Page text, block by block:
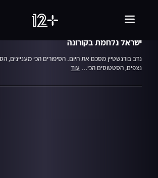
חי בלילה
ישראל נלחמת בקורונה
נדב בורנשטיין מסכם את היום. הסיפורים הכי מעניינים,
נצפים, הסטטוסים הכי... עוד